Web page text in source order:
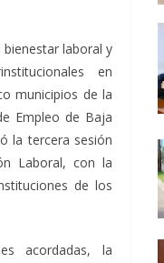
laboral y
en
municipios de la
Empleo de Baja
la tercera sesión
Laboral, con la
de los
acordadas, la